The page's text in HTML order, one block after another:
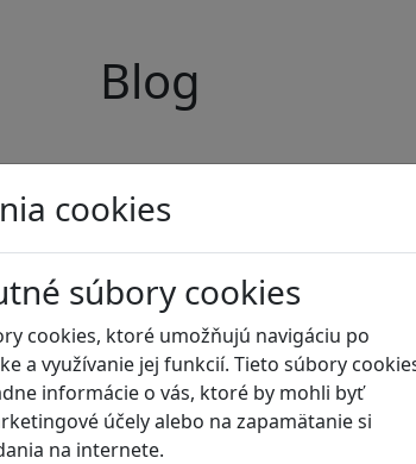
cookies
súbory cookies
cookies, ktoré umožňujú navigáciu po
a využívanie jej funkcií. Tieto súbory
informácie o vás, ktoré by mohli byť
účely alebo na zapamätanie si
na internete.
Blog